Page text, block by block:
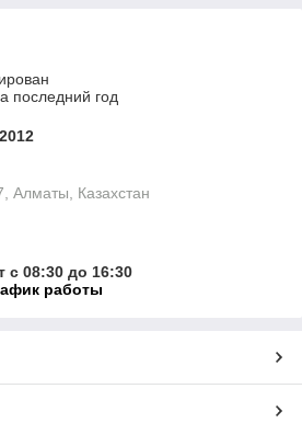
последний год
Алматы, Казахстан
с 08:30 до 16:30
работы